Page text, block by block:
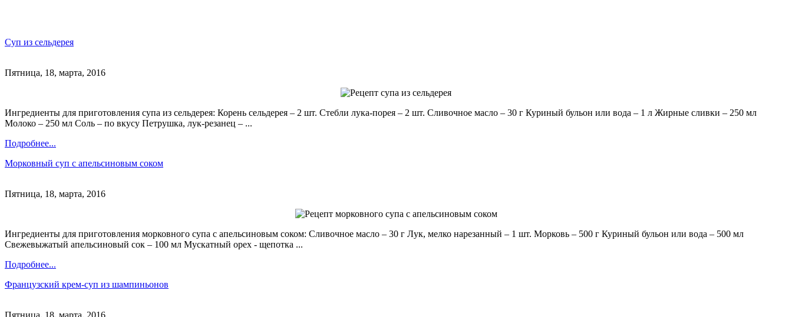
Суп из сельдерея
Пятница, 18, марта, 2016
Ингредиенты для приготовления супа из сельдерея: Корень сельдерея – 2 шт. Стебли лука-порея – 2 шт. Сливочное масло – 30 г Куриный бульон или вода – 1 л Жирные сливки – 250 мл
Молоко – 250 мл Соль – по вкусу Петрушка, лук-резанец – ...
Подробнее...
Морковный суп с апельсиновым соком
Пятница, 18, марта, 2016
Ингредиенты для приготовления морковного супа с апельсиновым соком: Сливочное масло – 30 г Лук, мелко нарезанный – 1 шт. Морковь – 500 г Куриный бульон или вода – 500 мл
Свежевыжатый апельсиновый сок – 100 мл Мускатный орех - щепотка ...
Подробнее...
Французский крем-суп из шампиньонов
Пятница, 18, марта, 2016